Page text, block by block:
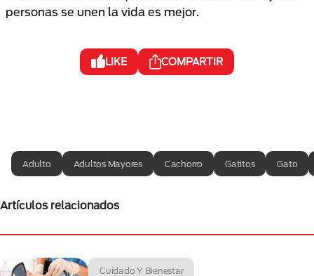
personas se unen la vida es mejor.
LIKE COMPARTIR
Adulto Adultos Mayores Cachorro Gatitos Gato
Artículos relacionados
Cuidado Y Bienestar